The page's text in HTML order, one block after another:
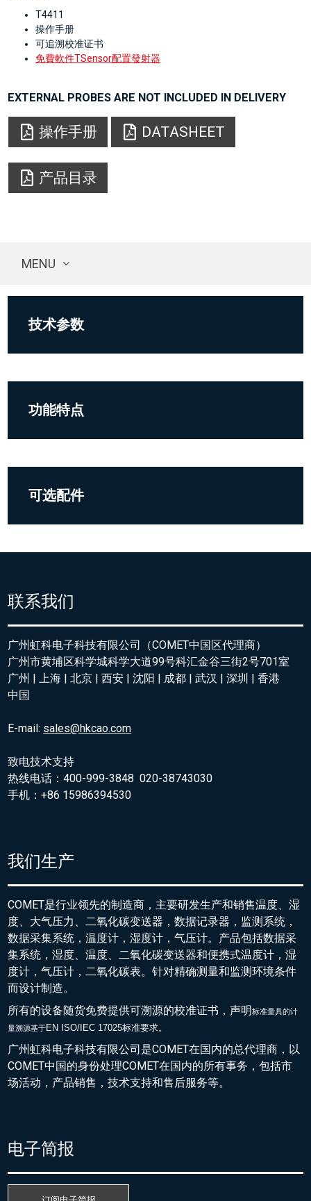
T4411
操作手册
可追溯校准证书
免費軟件TSensor配置發射器
EXTERNAL PROBES ARE NOT INCLUDED IN DELIVERY
操作手册 DATASHEET
产品目录
MENU
技术参数
功能特点
可选配件
联系我们
广州虹科电子科技有限公司（COMET中国区代理商）
广州市黄埔区科学城科学大道99号科汇金谷三街2号701室
广州 | 上海 | 北京 | 西安 | 沈阳 | 成都 | 武汉 | 深圳 | 香港
中国
E-mail: sales@hkcao.com
致电技术支持
热线电话：400-999-3848 020-38743030
手机：+86 15986394530
我们生产
COMET是行业领先的制造商，主要研发生产和销售温度、湿
度、大气压力、二氧化碳变送器，数据记录器，监测系统，
数据采集系统，温度计，湿度计，气压计。产品包括数据采
集系统，湿度、温度、二氧化碳变送器和便携式温度计，湿
度计，气压计，二氧化碳表。针对精确测量和监测环境条件
而设计制造。
所有的设备随货免费提供可溯源的校准证书，声明标准量具的计
量溯源基于EN ISO/IEC 17025标准要求。
广州虹科电子科技有限公司是COMET在国内的总代理商，以
COMET中国的身份处理COMET在国内的所有事务，包括市
场活动，产品销售，技术支持和售后服务等。
电子简报